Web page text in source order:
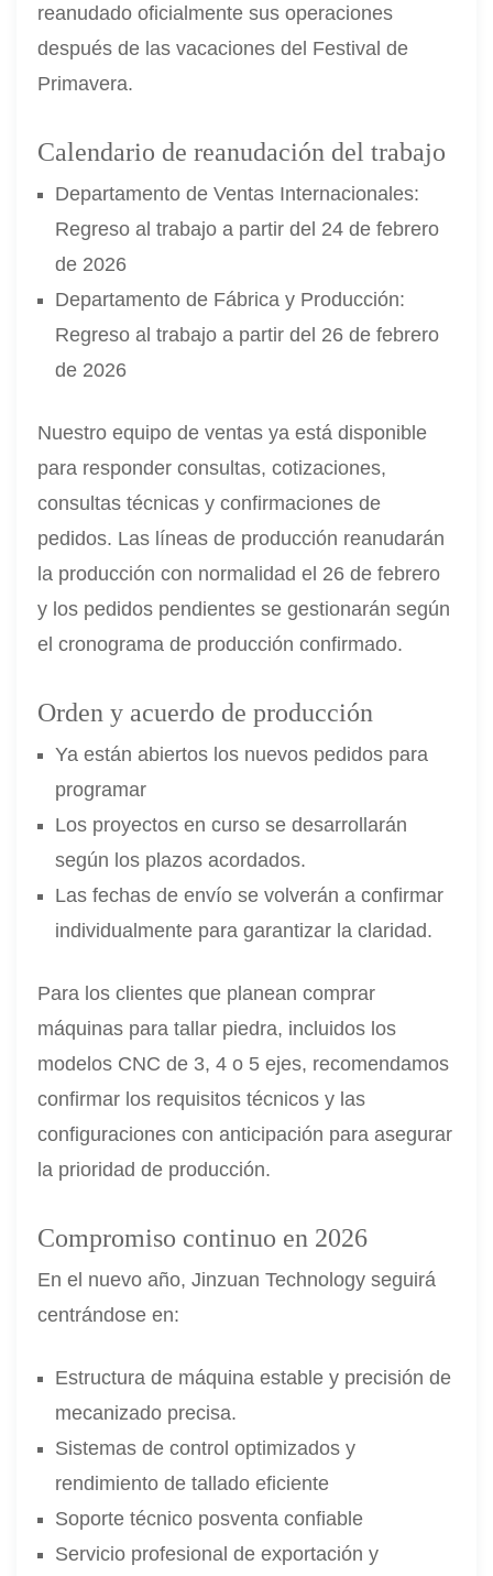
reanudado oficialmente sus operaciones
después de las vacaciones del Festival de
Primavera.
Calendario de reanudación del trabajo
Departamento de Ventas Internacionales:
Regreso al trabajo a partir del 24 de febrero
de 2026
Departamento de Fábrica y Producción:
Regreso al trabajo a partir del 26 de febrero
de 2026
Nuestro equipo de ventas ya está disponible
para responder consultas, cotizaciones,
consultas técnicas y confirmaciones de
pedidos. Las líneas de producción reanudarán
la producción con normalidad el 26 de febrero
y los pedidos pendientes se gestionarán según
el cronograma de producción confirmado.
Orden y acuerdo de producción
Ya están abiertos los nuevos pedidos para
programar
Los proyectos en curso se desarrollarán
según los plazos acordados.
Las fechas de envío se volverán a confirmar
individualmente para garantizar la claridad.
Para los clientes que planean comprar
máquinas para tallar piedra, incluidos los
modelos CNC de 3, 4 o 5 ejes, recomendamos
confirmar los requisitos técnicos y las
configuraciones con anticipación para asegurar
la prioridad de producción.
Compromiso continuo en 2026
En el nuevo año, Jinzuan Technology seguirá
centrándose en:
Estructura de máquina estable y precisión de
mecanizado precisa.
Sistemas de control optimizados y
rendimiento de tallado eficiente
Soporte técnico posventa confiable
Servicio profesional de exportación y